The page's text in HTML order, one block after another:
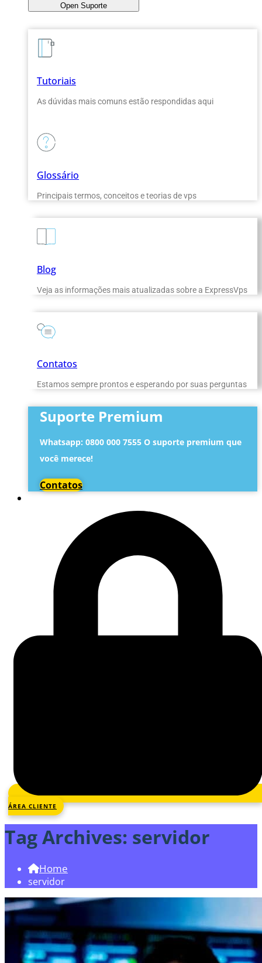
Open Suporte
Tutoriais
As dúvidas mais comuns estão respondidas aqui
Glossário
Principais termos, conceitos e teorias de vps
Blog
Veja as informações mais atualizadas sobre a ExpressVps
Contatos
Estamos sempre prontos e esperando por suas perguntas
Suporte Premium
Whatsapp: 0800 000 7555 O suporte premium que
você merece!
Contatos
ÁREA CLIENTE
Tag Archives: servidor
Home
servidor